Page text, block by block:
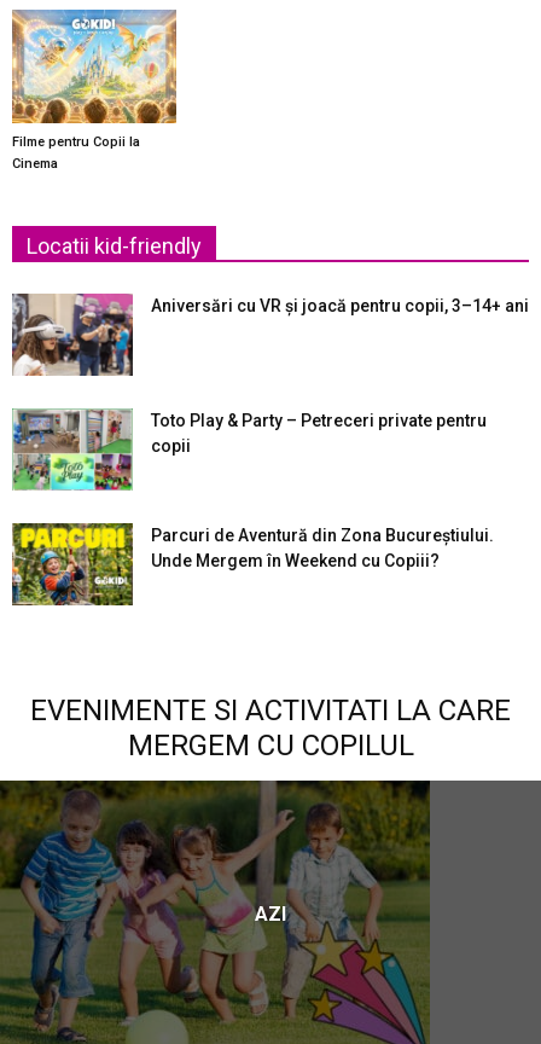
Filme pentru Copii la
Cinema
Locatii kid-friendly
Aniversări cu VR și joacă pentru copii, 3–14+ ani
Toto Play & Party – Petreceri private pentru
copii
Parcuri de Aventură din Zona Bucureştiului.
Unde Mergem în Weekend cu Copiii?
EVENIMENTE SI ACTIVITATI LA CARE
MERGEM CU COPILUL
AZI